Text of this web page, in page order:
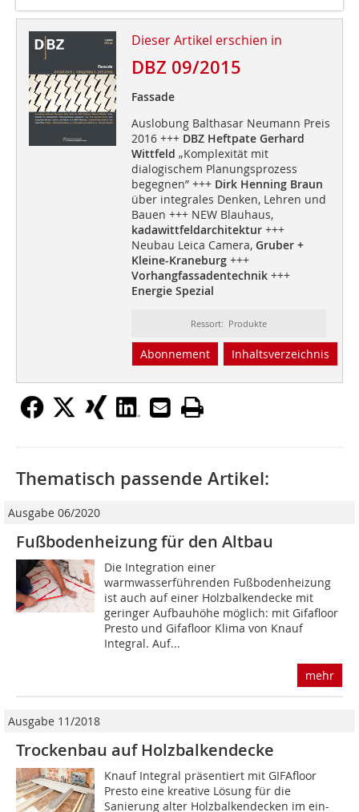
Dieser Artikel erschien in
DBZ 09/2015
Fassade
Auslobung Balthasar Neumann Preis
2016 +++ DBZ Heftpate Gerhard
Wittfeld „Komplexität mit
dialogischem Planungsprozess
begegnen” +++ Dirk Henning Braun
über integrales Denken, Lehren und
Bauen +++ NEW Blauhaus,
kadawittfeldarchitektur+++
Neubau Leica Camera, Gruber +
Kleine-Kraneburg +++
Vorhangfassadentechnik+++
Energie Spezial
Ressort: Produkte
Abonnement Inhaltsverzeichnis
Thematisch passende Artikel:
Ausgabe 06/2020
Fußbodenheizung für den Altbau
Die Integration einer
warmwasserführenden Fußbodenheizung
ist auch auf einer Holzbalkendecke mit
geringer Aufbauhöhe möglich: mit Gifafloor
Presto und Gifafloor Klima von Knauf
Integral. Auf...
mehr
Ausgabe 11/2018
Trockenbau auf Holzbalkendecke
Knauf Integral präsentiert mit GIFAfloor
Presto eine kreative Lösung für die
Sanierung alter Holzbalkendecken im ein-